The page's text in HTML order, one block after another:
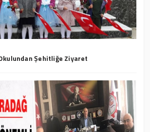
Şehitliğe Ziyaret